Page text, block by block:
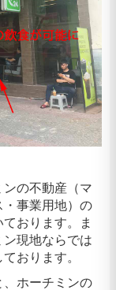
の不動産（マ
・事業用地）の
おります。ま
現地ならでは
おります。
、ホーチミンの